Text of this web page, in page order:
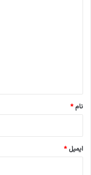
نام*
ایمیل*